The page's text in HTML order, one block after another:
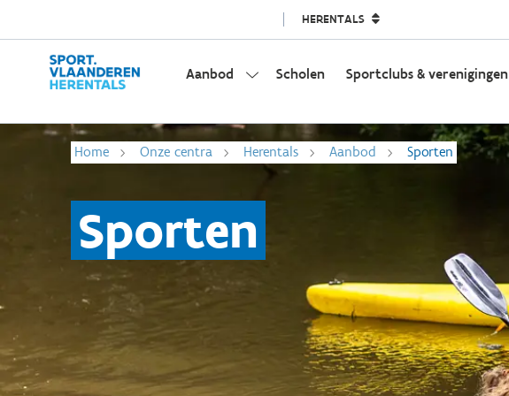
HERENTALS
Aanbod Scholen Sportclubs & verenigingen
Home Onze centra Herentals Aanbod Sporten
Sporten